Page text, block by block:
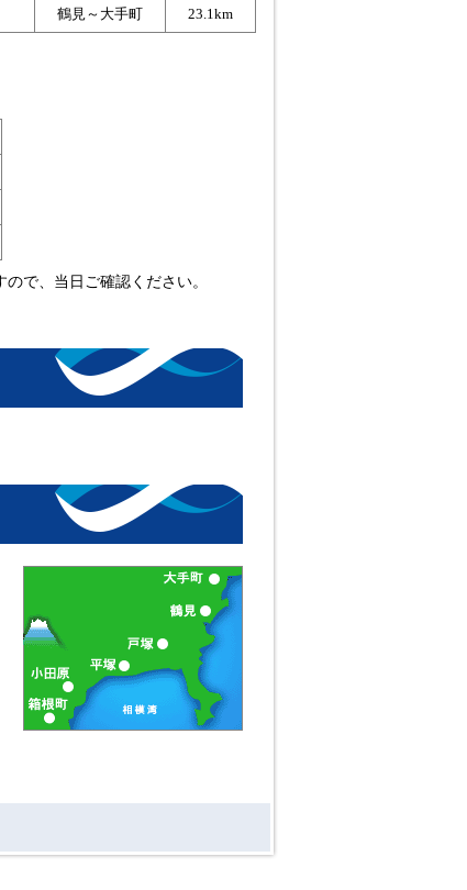
鶴見～大手町 23.1km
で、当日ご確認ください。